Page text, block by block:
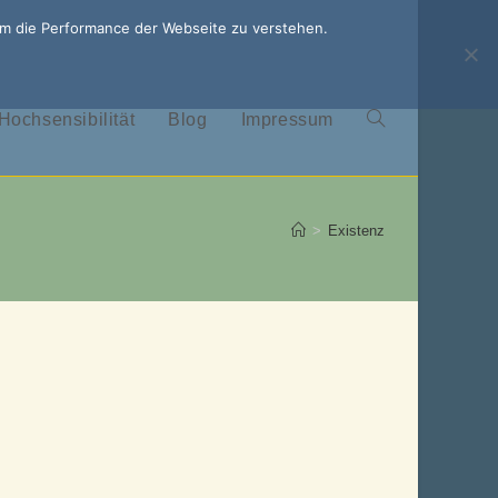
Hochsensibilität Blog Impressum Website-
Suche
umschalten
> Existenz
die Performance der Webseite zu verstehen.